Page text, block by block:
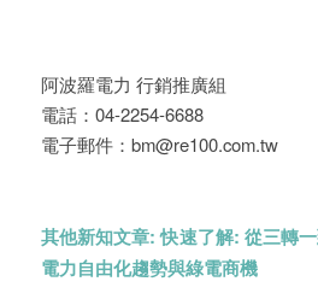
阿波羅電力 行銷推廣組
電話：04-2254-6688
電子郵件：bm@re100.com.tw
其他新知文章:快速了解: 從三轉
電力自由化趨勢與綠電商機